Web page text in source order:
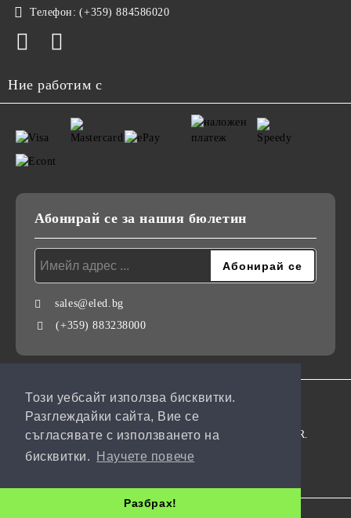
Този уебсайт използва бисквитки.
Разглеждайки сайта, Вие се
съгласявате с използването на
бисквитки.
Научете повече
Разбрах!
Телефон: (+359) 884586020
Ние работим с
Абонирай се за нашия бюлетин
sales@eled.bg
(+359) 883238000
GDPR
Нашият онлайн магазин е 100% съобразен с GDPR.
Моите лични данни